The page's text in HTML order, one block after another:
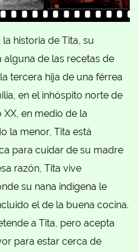
historia de Tita, su
alguna de las recetas de
tercera hija de una férrea
en el inhóspito norte de
en medio de la
la menor, Tita está
para cuidar de su madre
razón, Tita vive
su nana indígena le
el de la buena cocina.
a Tita, pero acepta
para estar cerca de